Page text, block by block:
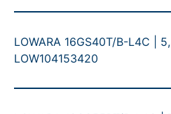
LOWARA 16GS40T/B-L4C |
LOW104153420